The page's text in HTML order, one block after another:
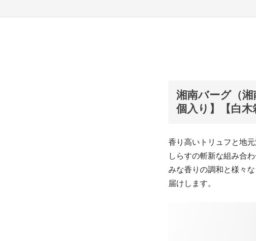
湘南バーグ（
個入り】【白木
香り高いトリュフと地
しらすの斬新な組み合
みな香りの調和と様々
届けします。